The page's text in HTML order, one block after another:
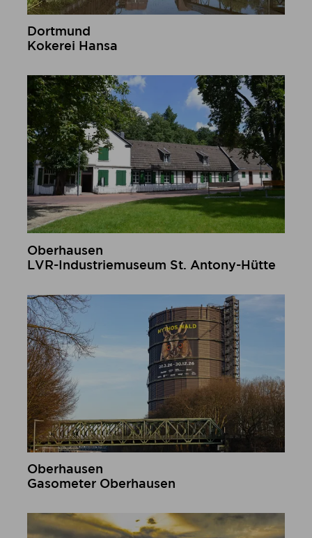
Dortmund
Kokerei Hansa
Oberhausen
LVR-Industriemuseum St. Antony-Hütte
Oberhausen
Gasometer Oberhausen